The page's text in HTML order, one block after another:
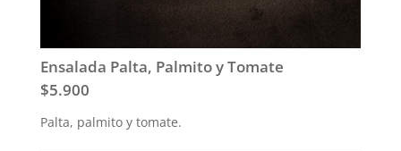
Ensalada Palta, Palmito y Tomate
$5.900
Palta, palmito y tomate.